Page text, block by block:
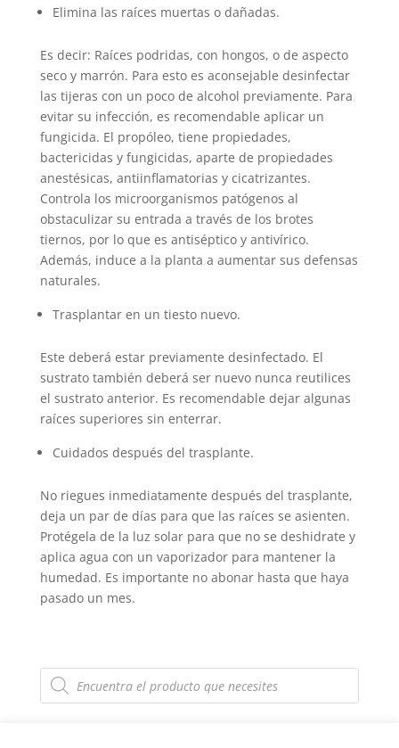
Elimina las raíces muertas o dañadas.
Es decir: Raíces podridas, con hongos, o de aspecto
seco y marrón. Para esto es aconsejable desinfectar
las tijeras con un poco de alcohol previamente. Para
evitar su infección, es recomendable aplicar un
fungicida. El propóleo, tiene propiedades,
bactericidas y fungicidas, aparte de propiedades
anestésicas, antiinflamatorias y cicatrizantes.
Controla los microorganismos patógenos al
obstaculizar su entrada a través de los brotes
tiernos, por lo que es antiséptico y antivírico.
Además, induce a la planta a aumentar sus defensas
naturales.
Trasplantar en un tiesto nuevo.
Este deberá estar previamente desinfectado. El
sustrato también deberá ser nuevo nunca reutilices
el sustrato anterior. Es recomendable dejar algunas
raíces superiores sin enterrar.
Cuidados después del trasplante.
No riegues inmediatamente después del trasplante,
deja un par de días para que las raíces se asienten.
Protégela de la luz solar para que no se deshidrate y
aplica agua con un vaporizador para mantener la
humedad. Es importante no abonar hasta que haya
pasado un mes.
Búsqueda
de
productos